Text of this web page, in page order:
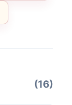
(16)